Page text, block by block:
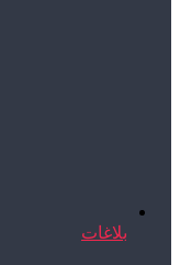
بلاغات